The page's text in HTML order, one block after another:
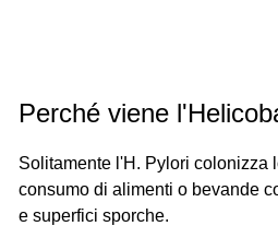
Perché viene
Solitamente l'H. Pylori colonizza
consumo di alimenti o bevande
e superfici sporche.